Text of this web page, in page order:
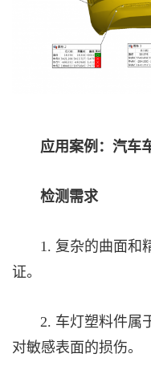
应用案例：汽车车
检测需求
1. 复杂的曲面和精
证。
2. 车灯塑料件属于
对敏感表面的损伤。